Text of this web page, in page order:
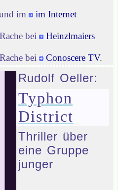
im
im Internet
bei
Heinzlmaiers
bei
Conoscere TV.
Rudolf Oeller:
Typhon
District
Thriller über
eine Gruppe
junger